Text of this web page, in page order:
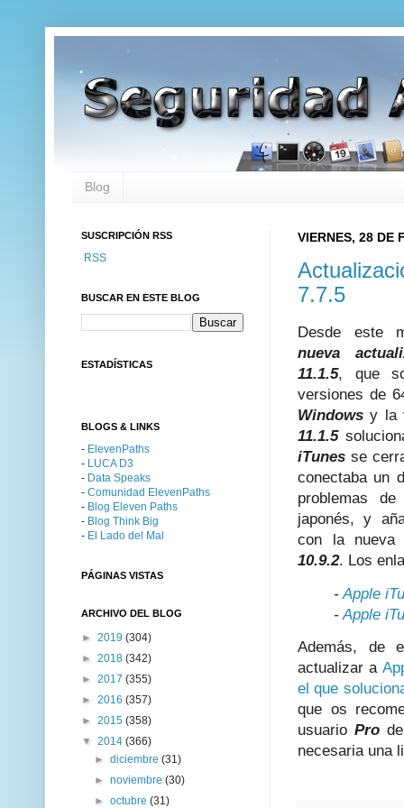
Blog
VIERNES, 28 DE
7.7.5
Desde este
nueva
11.1.5, que
versiones de
Windows y la
11.1.5
iTunes se
conectaba un
problemas
japonés, y
con la
10.9.2. Los
- Apple
- Apple
Además, de
actualizar a
el que
que os
usuario Pro
necesaria una
SUSCRIPCIÓN RSS
RSS
BUSCAR EN ESTE BLOG
ESTADÍSTICAS
BLOGS & LINKS
- ElevenPaths
- LUCA D3
- Data Speaks
- Comunidad ElevenPaths
- Blog Eleven Paths
- Blog Think Big
- El Lado del Mal
PÁGINAS VISTAS
ARCHIVO DEL BLOG
► 2019 (304)
► 2018 (342)
► 2017 (355)
► 2016 (357)
► 2015 (358)
▼ 2014 (366)
►diciembre(31)
►noviembre(30)
►octubre(31)